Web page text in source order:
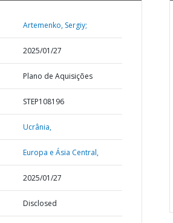
Artemenko, Sergiy;
2025/01/27
Plano de Aquisições
STEP108196
Ucrânia,
Europa e Ásia Central,
2025/01/27
Disclosed